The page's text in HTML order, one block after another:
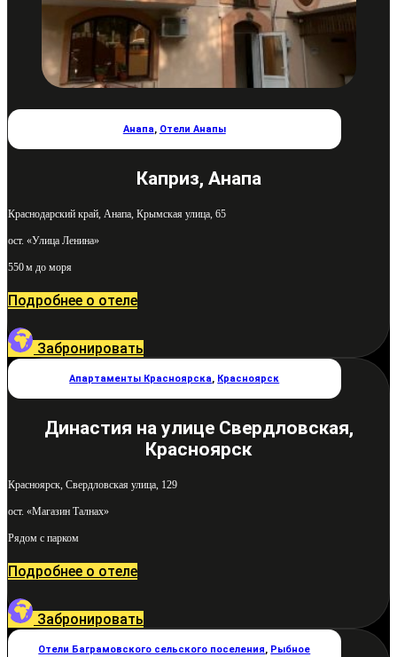
Анапа, Отели Анапы
Каприз, Анапа
Краснодарский край, Анапа, Крымская улица, 65
ост. «Улица Ленина»
550 м до моря
Подробнее о отеле
Забронировать
Апартаменты Красноярска, Красноярск
Династия на улице Свердловская,
Красноярск
Красноярск, Свердловская улица, 129
ост. «Магазин Талнах»
Рядом с парком
Подробнее о отеле
Забронировать
Отели Баграмовского сельского поселения, Рыбное